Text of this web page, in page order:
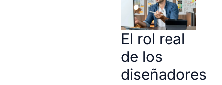
El rol real
de los
diseñadores